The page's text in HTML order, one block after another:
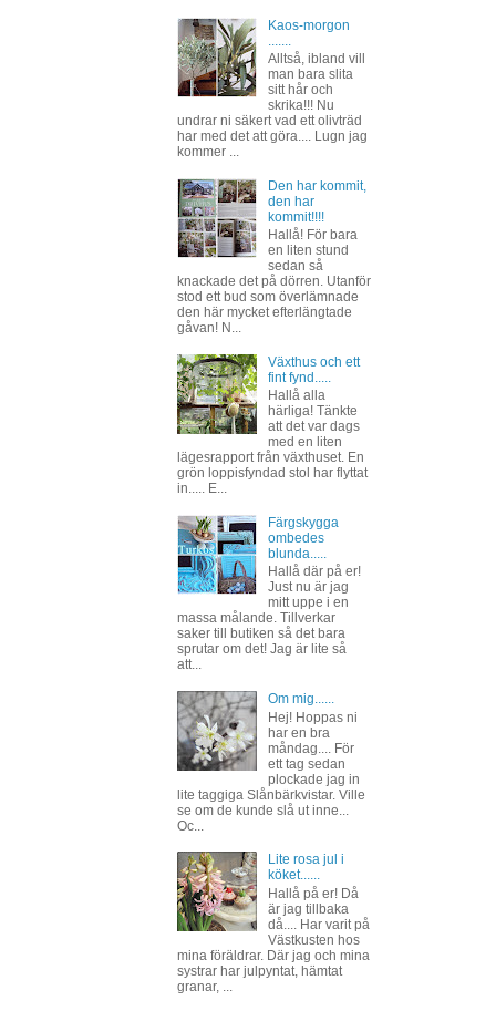
Kaos-morgon
Alltså, ibland vill
man bara slita
sitt hår och
skrika!!! Nu
undrar ni säkert vad ett olivträd
har med det att göra.... Lugn jag
kommer ...
Den har kommit,
den har
kommit!!!!
Hallå! För bara
en liten stund
sedan så
knackade det på dörren. Utanför
stod ett bud som överlämnade
den här mycket efterlängtade
gåvan! N...
Växthus och ett
fint fynd.....
Hallå alla
härliga! Tänkte
att det var dags
med en liten
lägesrapport från växthuset. En
grön loppisfyndad stol har flyttat
in..... E...
Färgskygga
ombedes
blunda.....
Hallå där på er!
Just nu är jag
mitt uppe i en
massa målande. Tillverkar
saker till butiken så det bara
sprutar om det! Jag är lite så
att...
Om mig......
Hej! Hoppas ni
har en bra
måndag.... För
ett tag sedan
plockade jag in
lite taggiga Slånbärkvistar. Ville
se om de kunde slå ut inne...
Oc...
Lite rosa jul i
köket......
Hallå på er! Då
är jag tillbaka
då.... Har varit på
Västkusten hos
mina föräldrar. Där jag och mina
systrar har julpyntat, hämtat
granar, ...